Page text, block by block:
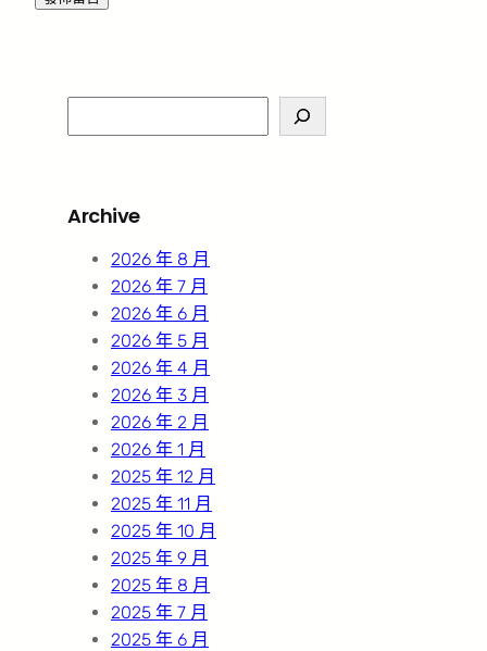
e
c
Archive
2026 年 8 月
2026 年 7 月
2026 年 6 月
2026 年 5 月
2026 年 4 月
2026 年 3 月
2026 年 2 月
2026 年 1 月
2025 年 12 月
2025 年 11 月
2025 年 10 月
2025 年 9 月
2025 年 8 月
2025 年 7 月
2025 年 6 月